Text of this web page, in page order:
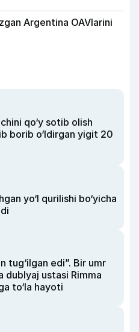
Argentina OAVlarini
qo‘y sotib olish
borib o‘ldirgan yigit 20
yo‘l qurilishi bo‘yicha
tug‘ilgan edi”. Bir umr
dublyaj ustasi Rimma
to‘la hayoti